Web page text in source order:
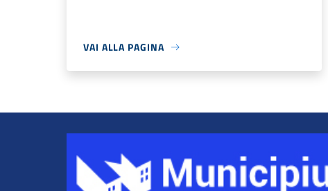
VAI ALLA PAGINA